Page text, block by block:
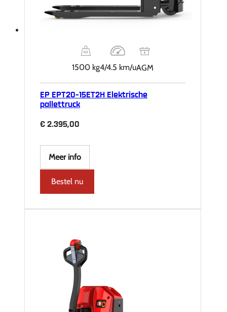
1500 kg4/4.5 km/uAGM
EP EPT20-15ET2H Elektrische
pallettruck
€ 2.395,00
Meer info
Bestel nu